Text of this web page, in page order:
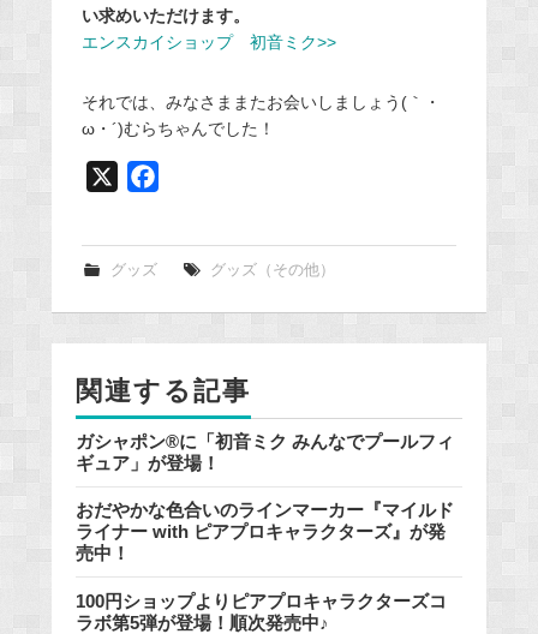
い求めいただけます。
エンスカイショップ 初音ミク>>
それでは、みなさままたお会いしましょう(｀・
ω・´)むらちゃんでした！
k
グッズ グッズ（その他）
関連する記事
ガシャポン®に「初音ミク みんなでプールフィ
ギュア」が登場！
おだやかな色合いのラインマーカー『マイルド
ライナー with ピアプロキャラクターズ』が発
売中！
100円ショップよりピアプロキャラクターズコ
ラボ第5弾が登場！順次発売中♪